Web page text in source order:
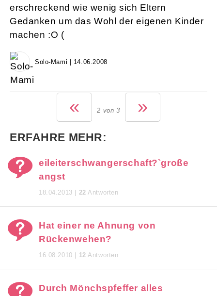
erschreckend wie wenig sich Eltern
Gedanken um das Wohl der eigenen Kinder
machen :O (
Solo-Mami | 14.06.2008
« 2 von 3 »
ERFAHRE MEHR:
eileiterschwangerschaft?`große
angst
18.04.2013 | 22 Antworten
Hat einer ne Ahnung von
Rückenwehen?
16.08.2010 | 12 Antworten
Durch Mönchspfeffer alles